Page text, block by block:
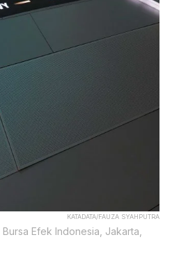
KATADATA/FAUZA SYAHPUTRA
Efek Indonesia, Jakarta,